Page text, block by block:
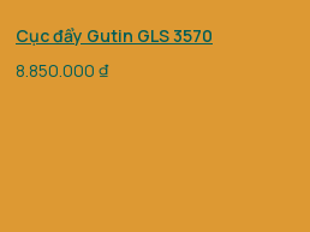
Cục đẩy Gutin GLS 3570
8.850.000 ₫